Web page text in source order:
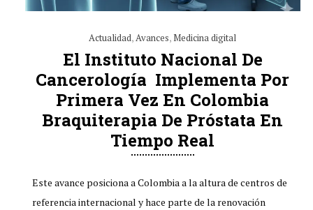
Actualidad,Avances,Medicina digital
El Instituto Nacional De
Cancerología Implementa Por
Primera Vez En Colombia
Braquiterapia De Próstata En
Tiempo Real
Este avance posiciona a Colombia a la altura de centros de
referencia internacional y hace parte de la renovación